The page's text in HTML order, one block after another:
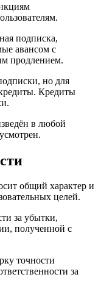
подписка,
авансом с
продлением.
но для
Кредиты
в любой
общий характер и
целей.
за убытки,
полученной с
точности
за